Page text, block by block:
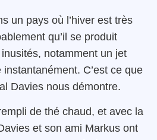
un pays où l’hiver est très
qu’il se produit
notamment un jet
instantanément. C’est ce que
Davies nous démontre.
de thé chaud, et avec la
et son ami Markus ont